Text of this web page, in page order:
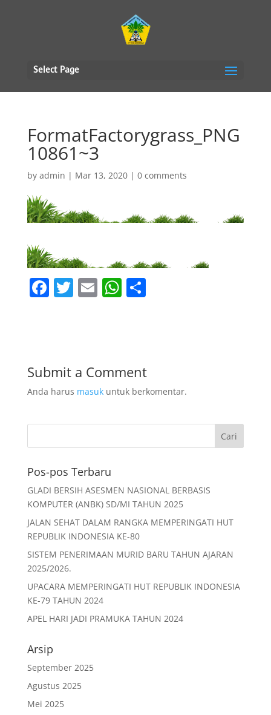
Select Page
FormatFactorygrass_PNG
10861~3
by admin | Mar 13, 2020| 0 comments
F
b
o
o
k
T E W
A
p
p
S
Submit a Comment
Anda harus masukuntuk berkomentar.
Pos-pos Terbaru
GLADI BERSIH ASESMEN NASIONAL BERBASIS
KOMPUTER (ANBK) SD/MI TAHUN 2025
JALAN SEHAT DALAM RANGKA MEMPERINGATI HUT
REPUBLIK INDONESIA KE-80
SISTEM PENERIMAAN MURID BARU TAHUN AJARAN
2025/2026.
UPACARA MEMPERINGATI HUT REPUBLIK INDONESIA
KE-79 TAHUN 2024
APEL HARI JADI PRAMUKA TAHUN 2024
Arsip
September 2025
Agustus 2025
Mei 2025